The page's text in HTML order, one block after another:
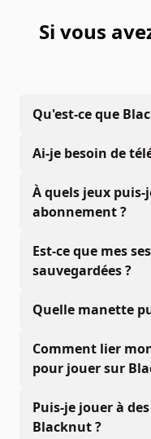
Si vous
Qu'est-ce que
Ai-je besoin de
À quels jeux
abonnement ?
Est-ce que mes
sauvegardées ?
Quelle manette
Comment lier
pour jouer sur
Puis-je jouer à
Blacknut ?